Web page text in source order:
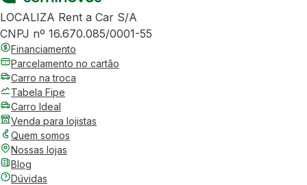
LOCALIZA Rent a Car S/A
CNPJ nº 16.670.085/0001-55
Financiamento
Parcelamento no cartão
Carro na troca
Tabela Fipe
Carro Ideal
Venda para lojistas
Quem somos
Nossas lojas
Blog
Dúvidas